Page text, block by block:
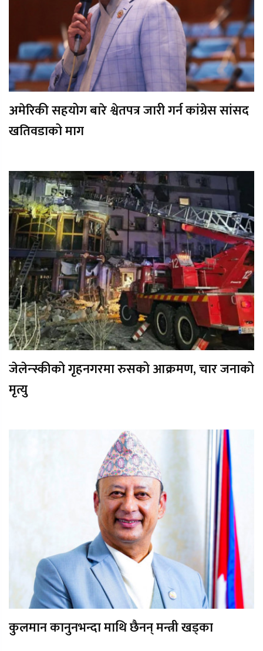
अमेरिकी सहयोग बारे श्वेतपत्र जारी गर्न कांग्रेस सांसद
खतिवडाको माग
जेलेन्स्कीको गृहनगरमा रुसको आक्रमण, चार जनाको
मृत्यु
कुलमान कानुनभन्दा माथि छैनन् मन्त्री खड्का